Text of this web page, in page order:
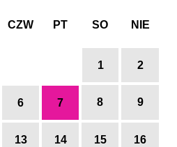
CZW PT SO NIE
1 2
6 7 8 9
13 14 15 16